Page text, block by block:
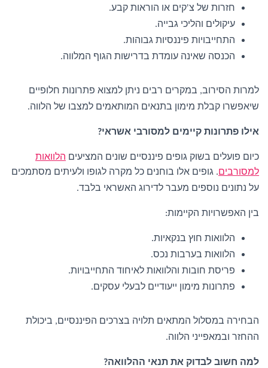
חזרות של צ'קים או הוראות קבע.
עיקולים והליכי גבייה.
התחייבויות פיננסיות גבוהות.
הכנסה שאינה עומדת בדרישות הגוף המלווה.
למרות הסירוב, במקרים רבים ניתן למצוא פתרונות חלופיים
שיאפשרו קבלת מימון בתנאים המותאמים למצבו של הלווה.
אילו פתרונות קיימים למסורבי אשראי?
כיום פועלים בשוק גופים פיננסיים שונים המציעים הלוואות
למסורבים. גופים אלו בוחנים כל מקרה לגופו ולעיתים מסתמכים
על נתונים נוספים מעבר לדירוג האשראי בלבד.
בין האפשרויות הקיימות:
הלוואות חוץ בנקאיות.
הלוואות בערבות נכס.
פריסת חובות והלוואות לאיחוד התחייבויות.
פתרונות מימון ייעודיים לבעלי עסקים.
הבחירה במסלול המתאים תלויה בצרכים הפיננסיים, ביכולת
ההחזר ובמאפייני הלווה.
למה חשוב לבדוק את תנאי ההלוואה?